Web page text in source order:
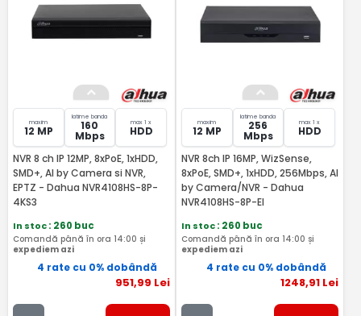
maxim
12 MP
latime banda
160
Mbps
max 1 x
HDD
NVR 8 ch IP 12MP, 8xPoE, 1xHDD,
SMD+, AI by Camera si NVR,
EPTZ - Dahua NVR4108HS-8P-
4KS3
In stoc: 260 buc
Comandă până în ora 14:00 și
expediem azi
4 rate cu 0% dobândă
951,99 Lei
maxim
12 MP
latime banda
256
Mbps
max 1 x
HDD
NVR 8ch IP 16MP, WizSense,
8xPoE, SMD+, 1xHDD, 256Mbps, AI
by Camera/NVR - Dahua
NVR4108HS-8P-EI
In stoc: 260 buc
Comandă până în ora 14:00 și
expediem azi
4 rate cu 0% dobândă
1248,91 Lei